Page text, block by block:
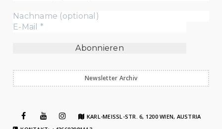
Newsletter Archiv
KARL-MEISSL-STR. 6, 1200 WIEN, AUSTRIA